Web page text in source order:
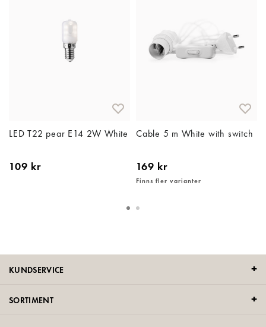
LED T22 pear E14 2W White
109 kr
Cable 5 m White with switch
169 kr
Finns fler varianter
KUNDSERVICE
SORTIMENT